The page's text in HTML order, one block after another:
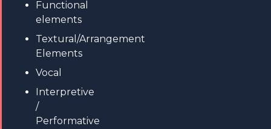
Functional
elements
Textural/Arrangement
Elements
Vocal
Interpretive
/
Performative